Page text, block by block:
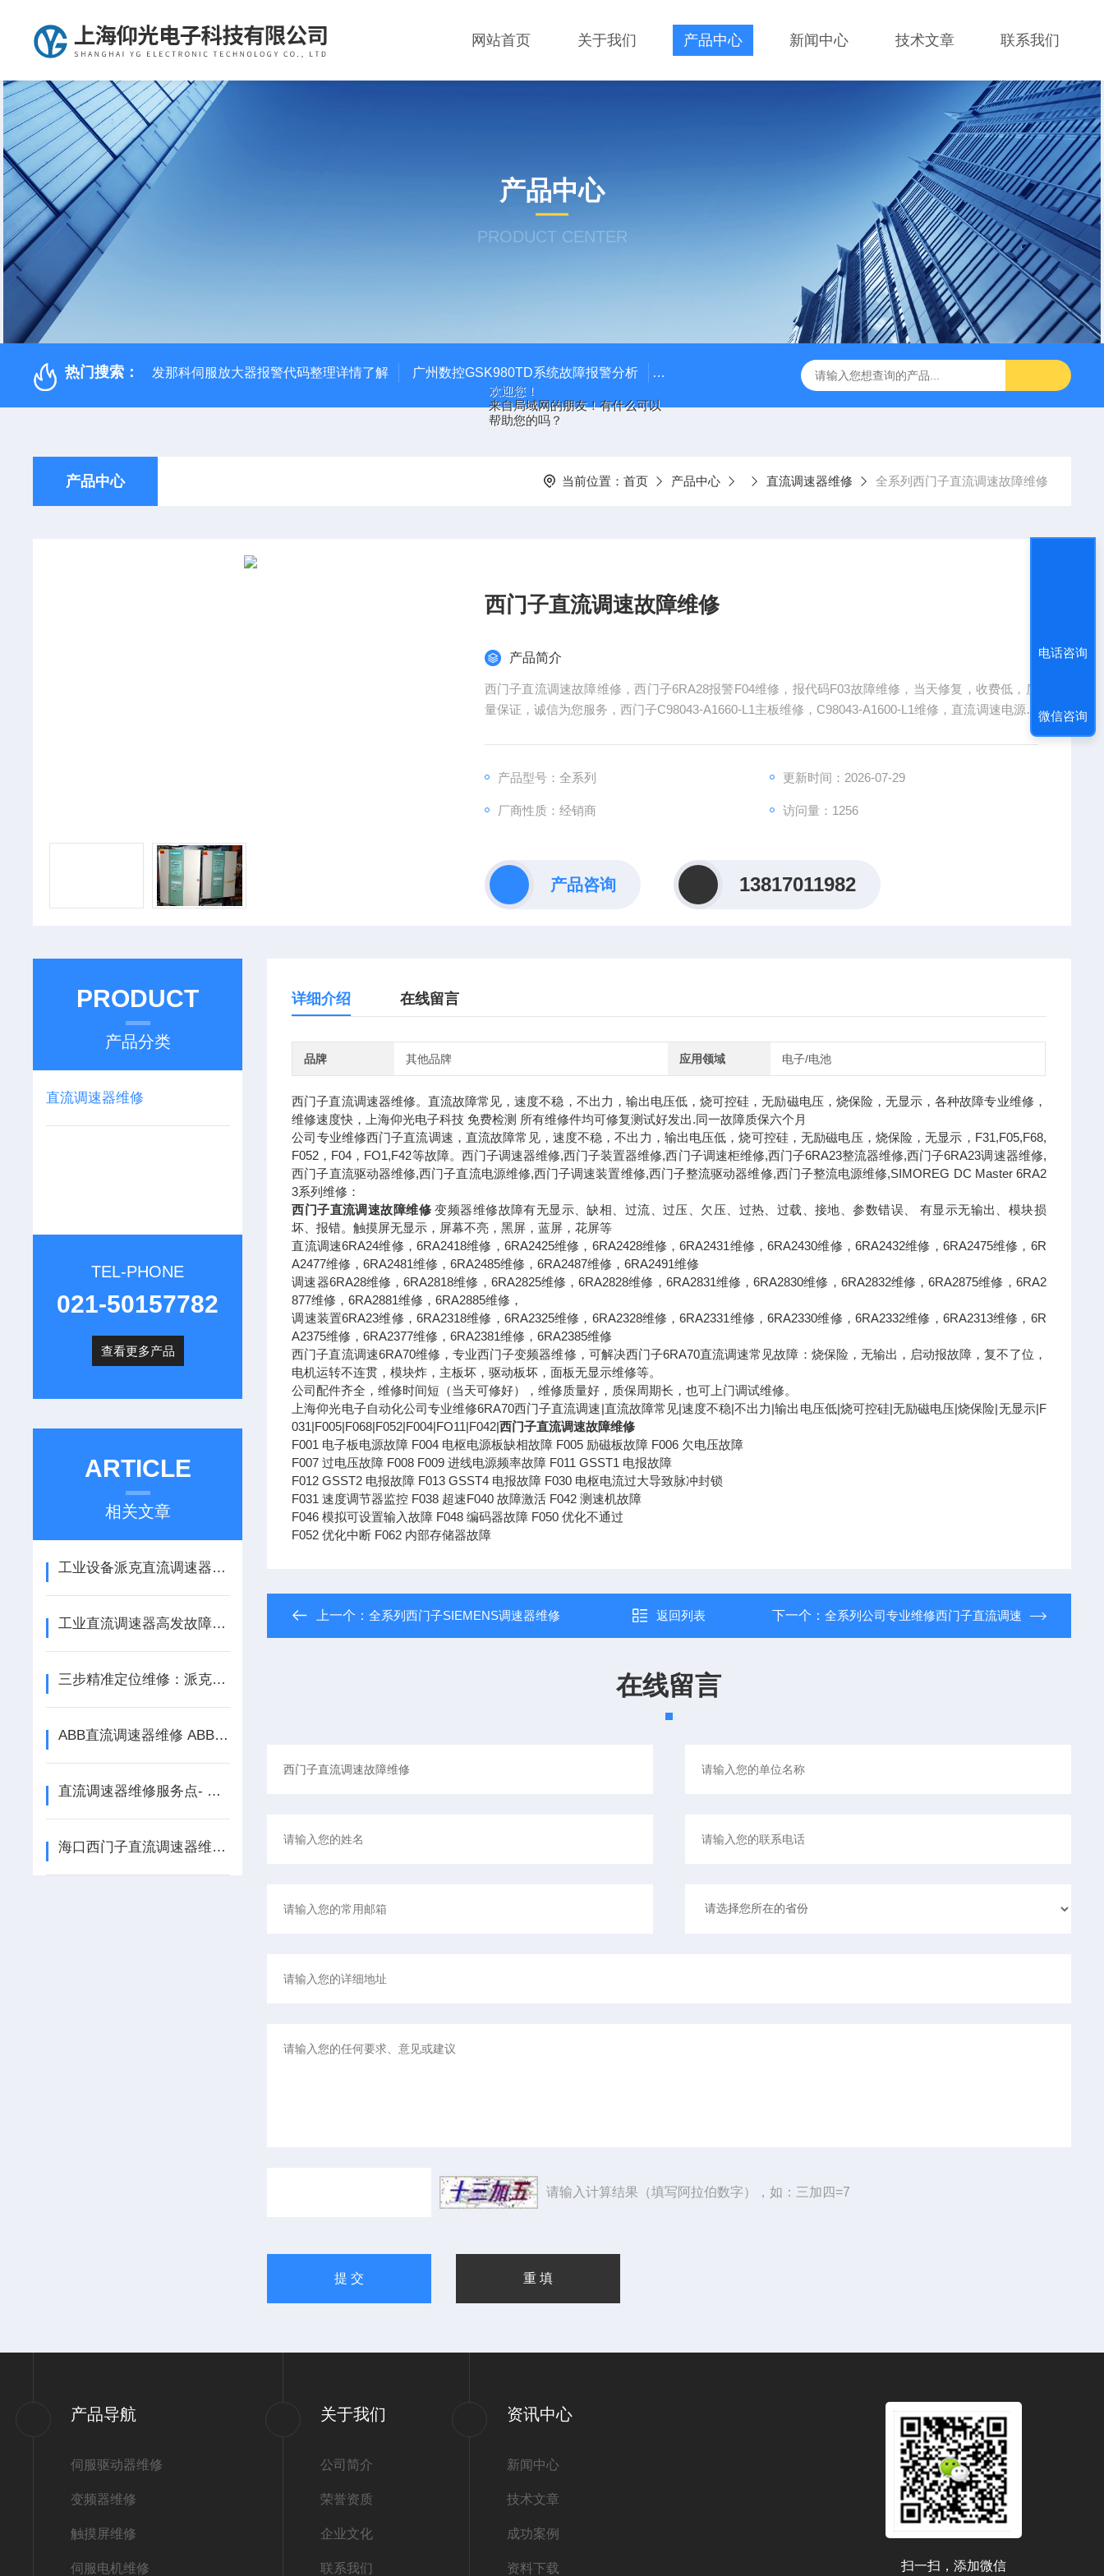
欢迎您！
来自局域网的朋友！有什么可以
帮助您的吗？
网站首页 关于我们 产品中心 新闻中心 技术文章 联系我们
产品中心
PRODUCT CENTER
热门搜索： 发那科伺服放大器报警代码整理详情了解 广州数控GSK980TD系统故障报警分析 全系列ABB变频器ACS88*代码F0010报警维修 FANUC数控系统常见故
产品中心 当前位置： 首页 产品中心 直流调速器维修 全系列西门子直流调速故障维修
西门子直流调速故障维修
产品简介
西门子直流调速故障维修，西门子6RA28报警F04维修，报代码F03故障维修，当天修复，收费低，质
量保证，诚信为您服务，西门子C98043-A1660-L1主板维修，C98043-A1600-L1维修，直流调速电源板
维修，无显示，显示字符残缺，速度不稳，烧可控硅，报警等故障维修专业维修西门子6RA28直流调
产品型号：全系列
更新时间：2026-07-29
厂商性质：经销商 访问量：1256
产品咨询 13817011982
PRODUCT
产品分类
直流调速器维修
TEL-PHONE
021-50157782
查看更多产品
ARTICLE
相关文章
工业设备派克直流调速器疑难故障分析与精准维修对策
工业直流调速器高发故障、误区规避及实操维修方案
三步精准定位维修：派克直流调速器过电流故障
ABB直流调速器维修 ABB直流调速器DCS55*报警维修
直流调速器维修服务点- 欧瑞直流调速器590P过热故障维修
海口西门子直流调速器维修 ABB直流调速器 质保期长
详细介绍 在线留言
品牌 其他品牌 应用领域 电子/电池
西门子直流调速器维修。直流故障常见，速度不稳，不出力，输出电压低，烧可控硅，无励磁电压，烧保险，无显示，各种故障专业维修，
维修速度快，上海仰光电子科技 免费检测 所有维修件均可修复测试好发出.同一故障质保六个月
公司专业维修西门子直流调速，直流故障常见，速度不稳，不出力，输出电压低，烧可控硅，无励磁电压，烧保险，无显示，F31,F05,F68,
F052，F04，FO1,F42等故障。西门子调速器维修,西门子装置器维修,西门子调速柜维修,西门子6RA23整流器维修,西门子6RA23调速器维修,
西门子直流驱动器维修,西门子直流电源维修,西门子调速装置维修,西门子整流驱动器维修,西门子整流电源维修,SIMOREG DC Master 6RA2
3系列维修：
西门子直流调速故障维修变频器维修故障有无显示、缺相、过流、过压、欠压、过热、过载、接地、参数错误、 有显示无输出、模块损
坏、报错。触摸屏无显示，屏幕不亮，黑屏，蓝屏，花屏等
直流调速6RA24维修，6RA2418维修，6RA2425维修，6RA2428维修，6RA2431维修，6RA2430维修，6RA2432维修，6RA2475维修，6R
A2477维修，6RA2481维修，6RA2485维修，6RA2487维修，6RA2491维修
调速器6RA28维修，6RA2818维修，6RA2825维修，6RA2828维修，6RA2831维修，6RA2830维修，6RA2832维修，6RA2875维修，6RA2
877维修，6RA2881维修，6RA2885维修，
调速装置6RA23维修，6RA2318维修，6RA2325维修，6RA2328维修，6RA2331维修，6RA2330维修，6RA2332维修，6RA2313维修，6R
A2375维修，6RA2377维修，6RA2381维修，6RA2385维修
西门子直流调速6RA70维修，专业西门子变频器维修，可解决西门子6RA70直流调速常见故障：烧保险，无输出，启动报故障，复不了位，
电机运转不连贯，模块炸，主板坏，驱动板坏，面板无显示维修等。
公司配件齐全，维修时间短（当天可修好），维修质量好，质保周期长，也可上门调试维修。
上海仰光电子自动化公司专业维修6RA70西门子直流调速|直流故障常见|速度不稳|不出力|输出电压低|烧可控硅|无励磁电压|烧保险|无显示|F
031|F005|F068|F052|F004|FO11|F042|西门子直流调速故障维修
F001 电子板电源故障 F004 电枢电源板缺相故障 F005 励磁板故障 F006 欠电压故障
F007 过电压故障 F008 F009 进线电源频率故障 F011 GSST1 电报故障
F012 GSST2 电报故障 F013 GSST4 电报故障 F030 电枢电流过大导致脉冲封锁
F031 速度调节器监控 F038 超速F040 故障激活 F042 测速机故障
F046 模拟可设置输入故障 F048 编码器故障 F050 优化不通过
F052 优化中断 F062 内部存储器故障
上一个：全系列西门子SIEMENS调速器维修 返回列表 下一个： 全系列公司专业维修西门子直流调速
在线留言
请输入计算结果（填写阿拉伯数字），如：三加四=7
产品导航
伺服驱动器维修
变频器维修
触摸屏维修
伺服电机维修
关于我们
公司简介
荣誉资质
企业文化
联系我们
资讯中心
新闻中心
技术文章
成功案例
资料下载 扫一扫，添加微信
电话咨询
微信咨询